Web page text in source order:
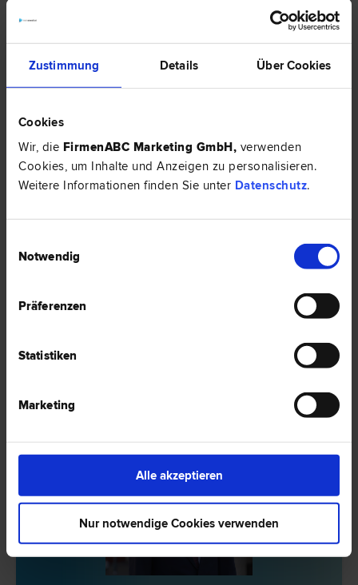
Zustimmung Details Über Cookies
Cookies
Wir, die FirmenABC Marketing GmbH, verwenden
Cookies, um Inhalte und Anzeigen zu personalisieren.
Weitere Informationen finden Sie unter Datenschutz.
Notwendig
Präferenzen
Statistiken
Marketing
Alle akzeptieren
Nur notwendige Cookies verwenden
Bank- und Kapitalmarkt­recht | Wirtschafts­recht | Gesellschafts­
recht | Zivilprozess­recht | Internationales Recht | Vertrags­recht |
1010 Wien
Universitätsring 12
33 Bewertungen